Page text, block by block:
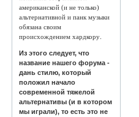
американской (и не только)
альтернативной и панк музыки
обязана своим
происхождением хардкору
Из этого следует, что
название нашего форума -
дань стилю, который
положил начало
современной тяжелой
альтернативы (и в котором
мы играли), то есть это не